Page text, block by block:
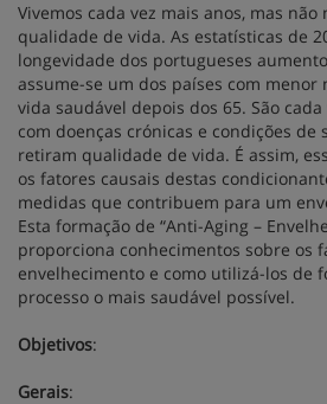
Vivemos cada vez mais anos, mas
qualidade de vida. As estatísticas de
longevidade dos portugueses
assume-se um dos países com menor
vida saudável depois dos 65. São
com doenças crónicas e condições de
retiram qualidade de vida. É assim,
os fatores causais destas
medidas que contribuem para um
Esta formação de “Anti-Aging –
proporciona conhecimentos sobre os
envelhecimento e como utilizá-los de
processo o mais saudável possível.
Objetivos:
Gerais: